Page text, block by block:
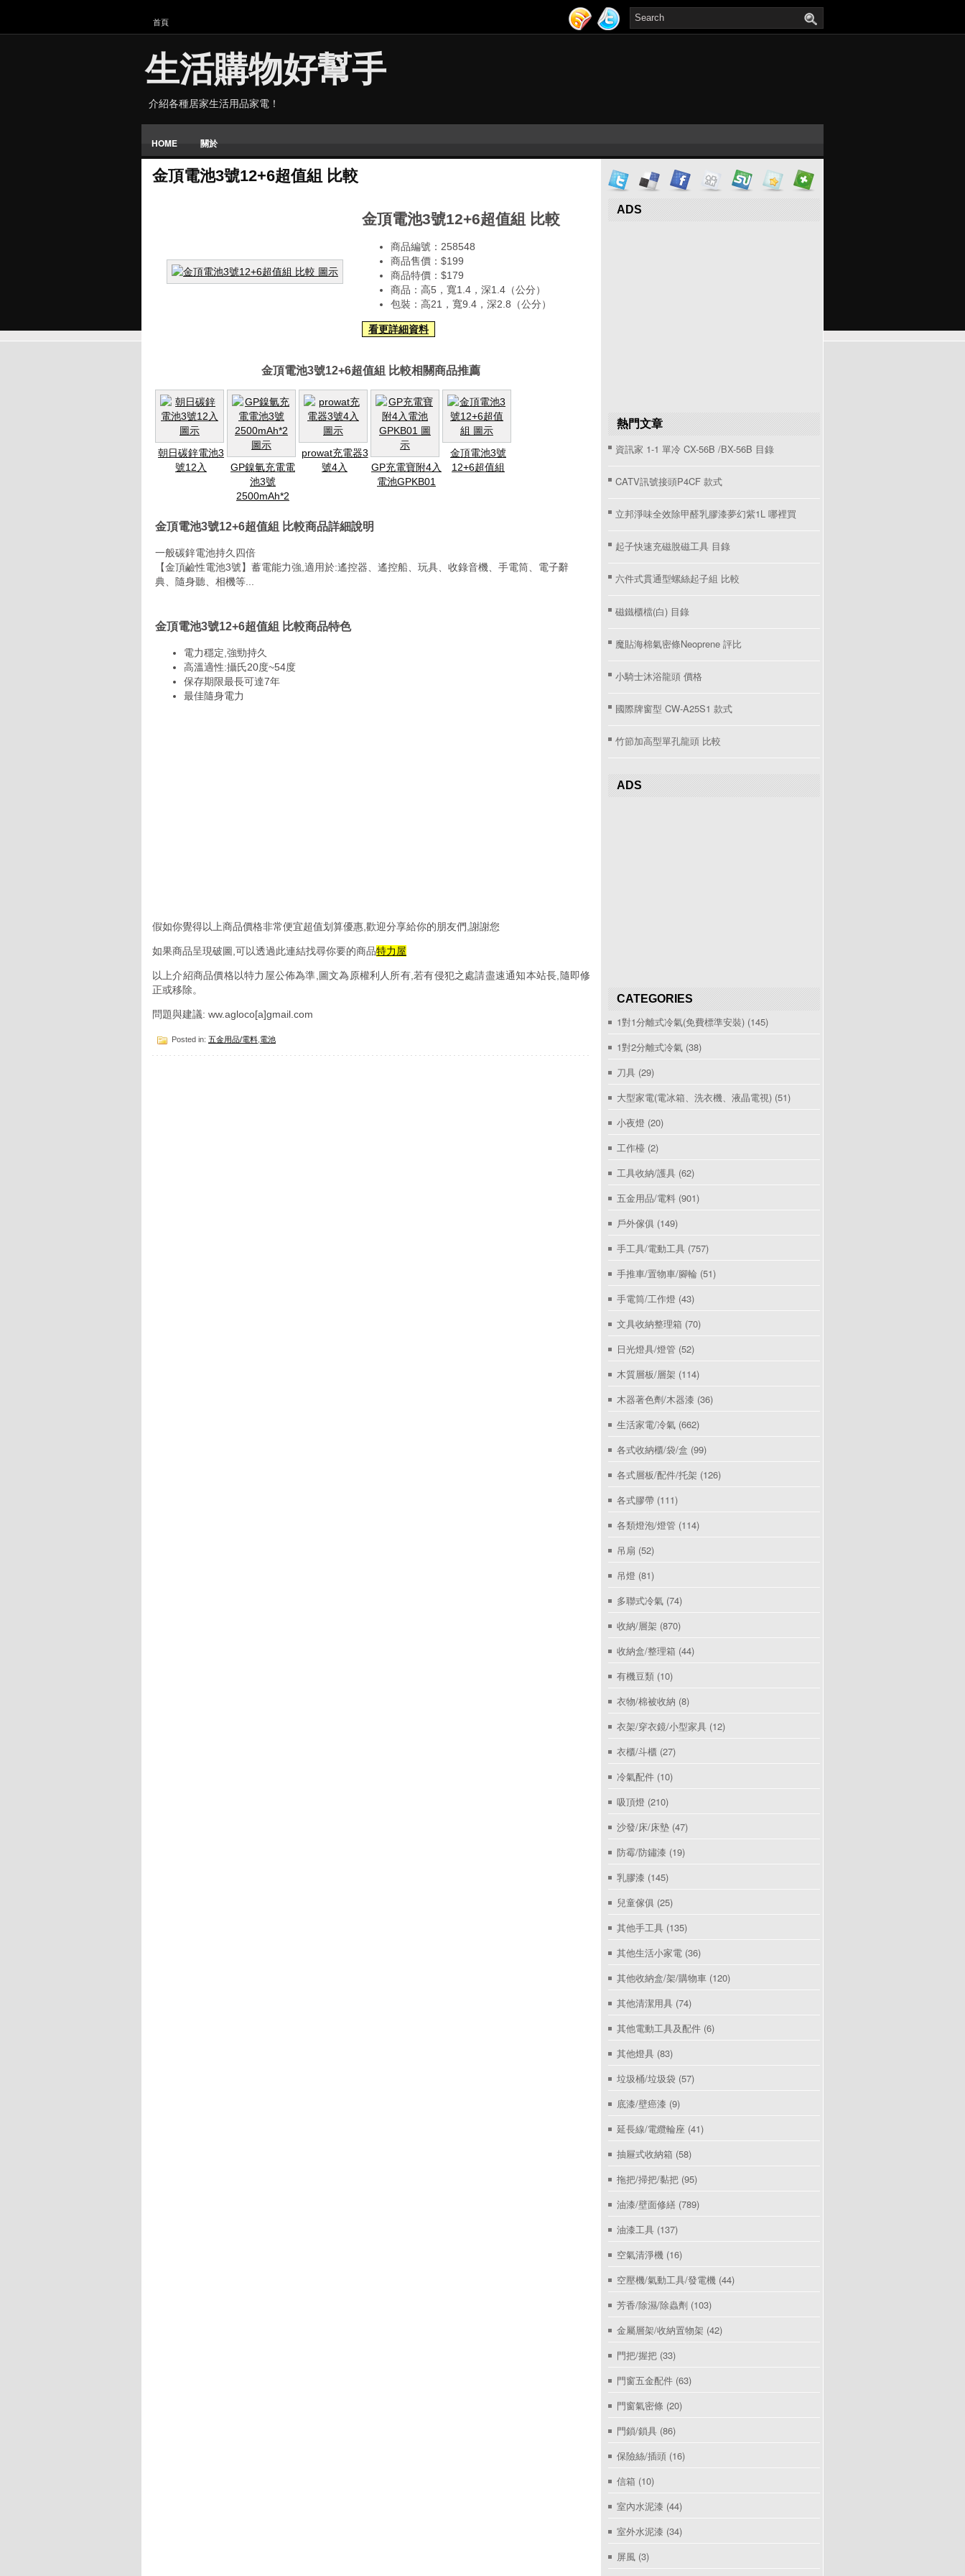
首頁
生活購物好幫手
介紹各種居家生活用品家電！
HOME 關於
金頂電池3號12+6超值組 比較
金頂電池3號12+6超值組 比較
商品編號：258548
商品售價：$199
商品特價： $179
商品：高5，寬1.4，深1.4（公分）
包裝：高21，寬9.4，深2.8（公分）
看更詳細資料
金頂電池3號12+6超值組 比較相關商品推薦
朝日碳鋅電池3
號12入
GP鎳氫充電電
池3號
2500mAh*2
prowat充電器3
號4入
GP充電寶附4入
電池GPKB01
金頂電池3號
12+6超值組
金頂電池3號12+6超值組 比較商品詳細說明
一般碳鋅電池持久四倍
【金頂鹼性電池3號】蓄電能力強,適用於:遙控器、遙控船、玩具、收錄音機、手電筒、電子辭
典、隨身聽、相機等...
金頂電池3號12+6超值組 比較商品特色
電力穩定,強勁持久
高溫適性:攝氏20度~54度
保存期限最長可達7年
最佳隨身電力
假如你覺得以上商品價格非常便宜超值划算優惠,歡迎分享給你的朋友們,謝謝您
如果商品呈現破圖,可以透過此連結找尋你要的商品特力屋
以上介紹商品價格以特力屋公佈為準,圖文為原權利人所有,若有侵犯之處請盡速通知本站長,隨即修
正或移除。
問題與建議: ww.agloco[a]gmail.com
Posted in: 五金用品/電料 電池
ADS
熱門文章
資訊家 1-1 單冷 CX-56B /BX-56B 目錄
CATV訊號接頭P4CF 款式
立邦淨味全效除甲醛乳膠漆夢幻紫1L 哪裡買
起子快速充磁脫磁工具 目錄
六件式貫通型螺絲起子組 比較
磁鐵櫃檔(白) 目錄
魔貼海棉氣密條Neoprene 評比
小騎士沐浴龍頭 價格
國際牌窗型 CW-A25S1 款式
竹節加高型單孔龍頭 比較
ADS
CATEGORIES
1對1分離式冷氣(免費標準安裝) (145)
1對2分離式冷氣 (38)
刀具 (29)
大型家電(電冰箱、洗衣機、液晶電視) (51)
小夜燈 (20)
工作檯 (2)
工具收納/護具 (62)
五金用品/電料 (901)
戶外傢俱 (149)
手工具/電動工具 (757)
手推車/置物車/腳輪 (51)
手電筒/工作燈 (43)
文具收納整理箱 (70)
日光燈具/燈管 (52)
木質層板/層架 (114)
木器著色劑/木器漆 (36)
生活家電/冷氣 (662)
各式收納櫃/袋/盒 (99)
各式層板/配件/托架 (126)
各式膠帶 (111)
各類燈泡/燈管 (114)
吊扇 (52)
吊燈 (81)
多聯式冷氣 (74)
收納/層架 (870)
收納盒/整理箱 (44)
有機豆類 (10)
衣物/棉被收納 (8)
衣架/穿衣鏡/小型家具 (12)
衣櫃/斗櫃 (27)
冷氣配件 (10)
吸頂燈 (210)
沙發/床/床墊 (47)
防霉/防鏽漆 (19)
乳膠漆 (145)
兒童傢俱 (25)
其他手工具 (135)
其他生活小家電 (36)
其他收納盒/架/購物車 (120)
其他清潔用具 (74)
其他電動工具及配件 (6)
其他燈具 (83)
垃圾桶/垃圾袋 (57)
底漆/壁癌漆 (9)
延長線/電纜輪座 (41)
抽屜式收納箱 (58)
拖把/掃把/黏把 (95)
油漆/壁面修繕 (789)
油漆工具 (137)
空氣清淨機 (16)
空壓機/氣動工具/發電機 (44)
芳香/除濕/除蟲劑 (103)
金屬層架/收納置物架 (42)
門把/握把 (33)
門窗五金配件 (63)
門窗氣密條 (20)
門鎖/鎖具 (86)
保險絲/插頭 (16)
信箱 (10)
室內水泥漆 (44)
室外水泥漆 (34)
屏風 (3)